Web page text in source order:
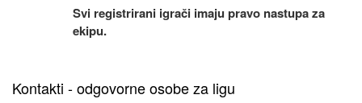
Svi registrirani igrači imaju pravo nastupa za
ekipu.
Kontakti - odgovorne osobe za ligu